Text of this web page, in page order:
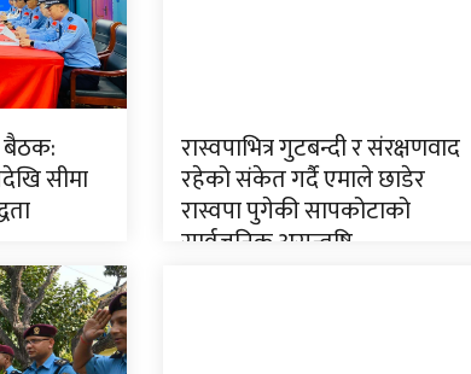
बैठक:
सीमा
रास्वपाभित्र गुटबन्दी र संरक्षणवाद
रहेको संकेत गर्दै एमाले छाडेर
रास्वपा पुगेकी सापकोटाको
सार्वजनिक असन्तुष्टि